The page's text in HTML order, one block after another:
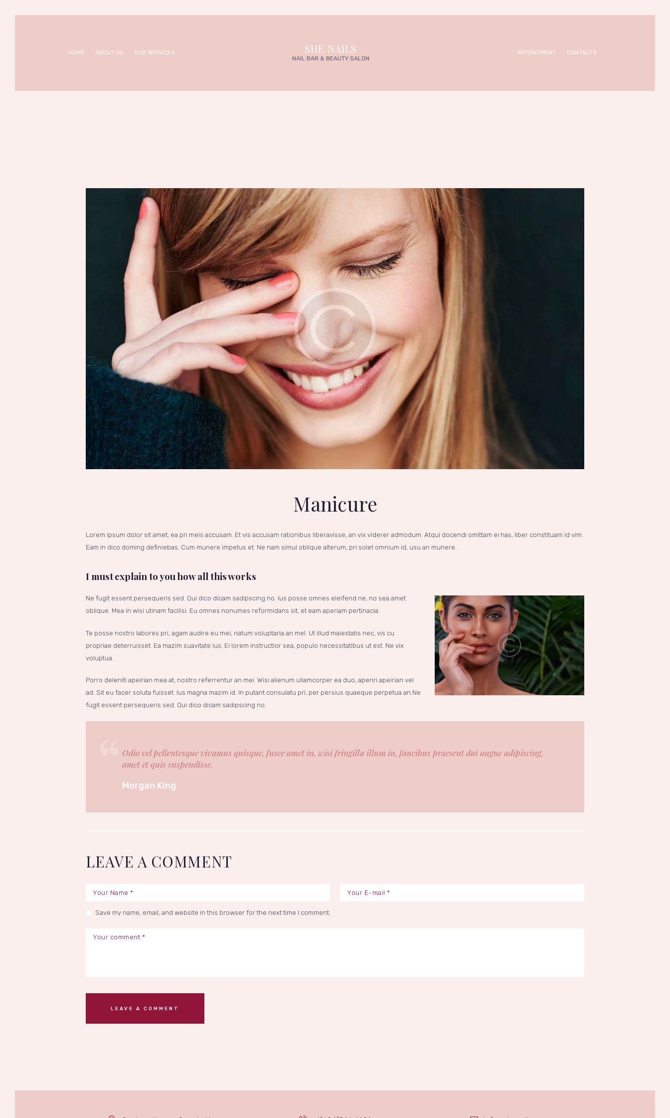
HOME ABOUT US OUR SERVICES SHE NAILS
NAIL BAR & BEAUTY SALON
APPOINTMENT CONTACTS
Appointm
Manicure
Lorem ipsum dolor sit amet, ea pri meis accusam. Et vis accusam rationibus liberavisse, an vix viderer admodum. Atqui docendi omittam ei has, liber constituam id vim.
Eam in dico doming definiebas. Cum munere impetus et. Ne nam simul oblique alterum, pri solet omnium id, usu an munere.
I must explain to you how all this works
Ne fugit essent persequeris sed. Qui dico dicam sadipscing no. Ius posse omnes eleifend ne, no sea amet
oblique. Mea in wisi utinam facilisi. Eu omnes nonumes reformidans sit, et eam aperiam pertinacia.
Te posse nostro labores pri, agam audire eu mei, natum voluptaria an mel. Ut illud maiestatis nec, vis cu
propriae deterruisset. Ea mazim suavitate ius. Ei lorem instructior sea, populo necessitatibus ut est. Ne vix
voluptua.
Porro deleniti apeirian mea at, nostro referrentur an mei. Wisi alienum ullamcorper ea duo, aperiri apeirian vel
ad. Sit eu facer soluta fuisset. Ius magna mazim id. In putant consulatu pri, per persius quaeque perpetua an.Ne
fugit essent persequeris sed. Qui dico dicam sadipscing no.
Odio vel pellentesque vivamus quisque, fusce amet in, wisi fringilla illum in, faucibus praesent dui augue adipiscing,
amet et quis suspendisse.
Morgan King
LEAVE A COMMENT
Save my name, email, and website in this browser for the next time I comment.